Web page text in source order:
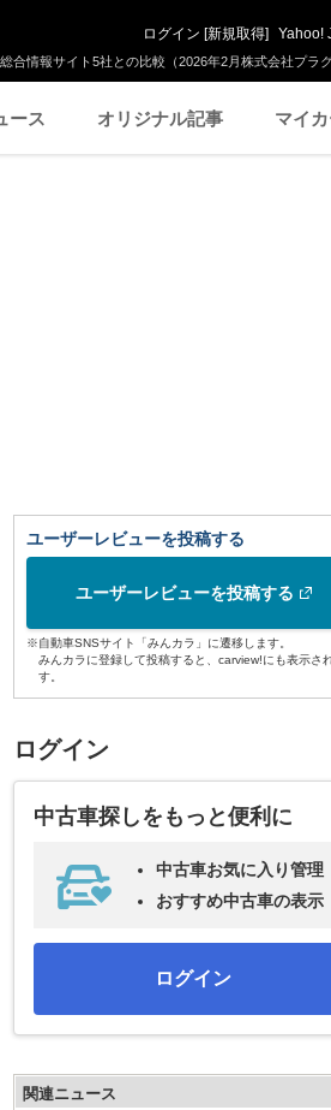
合情報サイト5社との比較（2026年2月株式会社プラグ
ログイン [新規取得] Yahoo!
ース オリジナル記事 マイ
ユーザーレビューを投稿する
ユーザーレビューを投稿する
※自動車SNSサイト「みんカラ」に遷移します。
みんカラに登録して投稿すると、carview!にも表示さ
す。
ログイン
中古車探しをもっと便利に
中古車お気に入り管理
おすすめ中古車の表示
ログイン
関連ニュース